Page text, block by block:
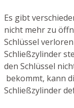
Es gibt
nicht mehr zu
Schlüssel
Schließzylinder
den Schlüssel
bekommt, kann
Schließzylinder